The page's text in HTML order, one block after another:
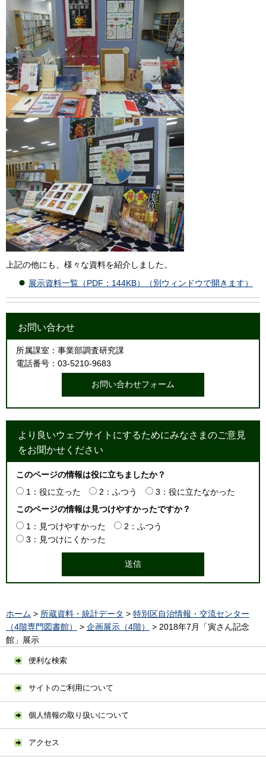
上記の他にも、様々な資料を紹介しました。
展示資料一覧（PDF：144KB）（別ウィンドウで開きます）
お問い合わせ
所属課室：事業部調査研究課
電話番号：03-5210-9683
より良いウェブサイトにするためにみなさまのご意見
をお聞かせください
このページの情報は役に立ちましたか？
1：役に立った
2：ふつう
3：役に立たなかった
このページの情報は見つけやすかったですか？
1：見つけやすかった
2：ふつう
3：見つけにくかった
ホーム > 所蔵資料・統計データ > 特別区自治情報・交流センター
（4階専門図書館）
> 企画展示（4階）
> 2018年7月「寅さん記念
館」展示
便利な検索
サイトのご利用について
個人情報の取り扱いについて
アクセス